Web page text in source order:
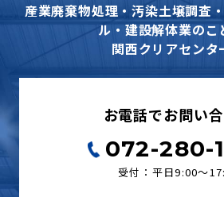
産業廃棄物処理・汚染土壌調査
ル・建設解体業のこ
関西クリアセンタ
お電話でお問い
072-280-
受付：平日9:00〜